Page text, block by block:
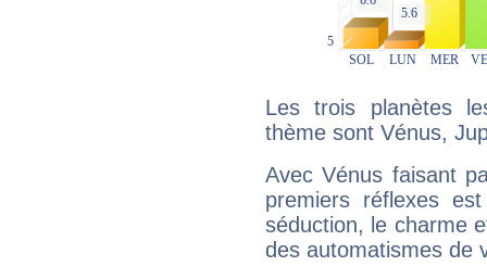
Les trois planètes
thème sont Vénus,
Avec Vénus faisant
premiers réflexes
séduction, le charme
des automatismes de